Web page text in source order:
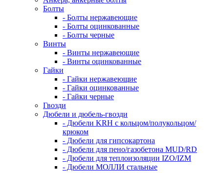
Болты
- Болты нержавеющие
- Болты оцинкованные
- Болты черные
Винты
- Винты нержавеющие
- Винты оцинкованные
Гайки
- Гайки нержавеющие
- Гайки оцинкованные
- Гайки черные
Гвозди
Дюбели и дюбель-гвозди
- Дюбели KRH с кольцом/полукольцом/
крюком
- Дюбели для гипсокартона
- Дюбели для пено/газобетона MUD/RD
- Дюбели для теплоизоляции IZO/IZM
- Дюбели МОЛЛИ стальные